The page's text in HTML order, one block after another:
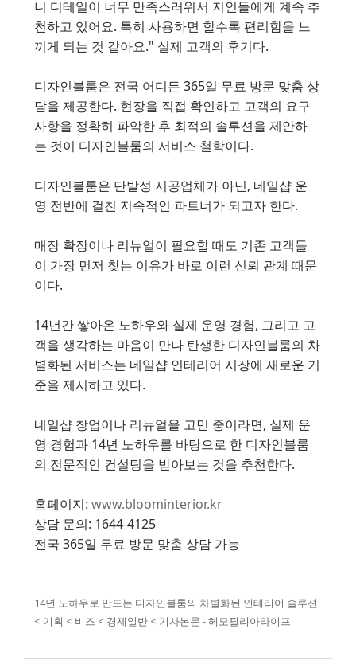
니 디테일이 너무 만족스러워서 지인들에게 계속 추
천하고 있어요. 특히 사용하면 할수록 편리함을 느
끼게 되는 것 같아요." 실제 고객의 후기다.
디자인블룸은 전국 어디든 365일 무료 방문 맞춤 상
담을 제공한다. 현장을 직접 확인하고 고객의 요구
사항을 정확히 파악한 후 최적의 솔루션을 제안하
는 것이 디자인블룸의 서비스 철학이다.
디자인블룸은 단발성 시공업체가 아닌, 네일샵 운
영 전반에 걸친 지속적인 파트너가 되고자 한다.
매장 확장이나 리뉴얼이 필요할 때도 기존 고객들
이 가장 먼저 찾는 이유가 바로 이런 신뢰 관계 때문
이다.
14년간 쌓아온 노하우와 실제 운영 경험, 그리고 고
객을 생각하는 마음이 만나 탄생한 디자인블룸의 차
별화된 서비스는 네일샵 인테리어 시장에 새로운 기
준을 제시하고 있다.
네일샵 창업이나 리뉴얼을 고민 중이라면, 실제 운
영 경험과 14년 노하우를 바탕으로 한 디자인블룸
의 전문적인 컨설팅을 받아보는 것을 추천한다.
홈페이지: www.bloominterior.kr
상담 문의: 1644-4125
전국 365일 무료 방문 맞춤 상담 가능
14년 노하우로 만드는 디자인블룸의 차별화된 인테리어 솔루션
< 기획 < 비즈 < 경제일반 < 기사본문 - 헤모필리아라이프